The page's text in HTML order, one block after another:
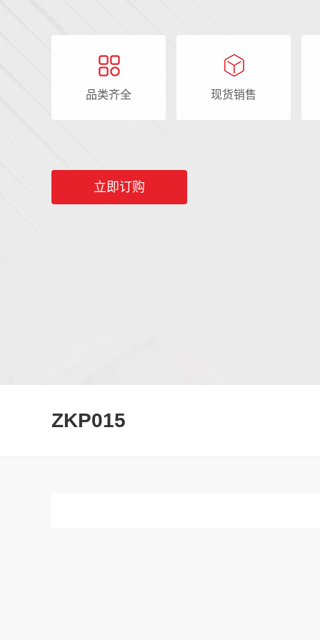
品类齐全 现货销售
立即订购
ZKP015